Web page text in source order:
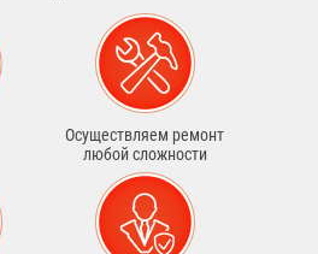
Осуществляем ремонт
любой сложности